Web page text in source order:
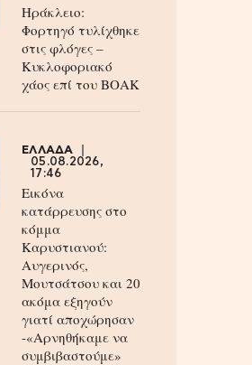
Ηράκλειο:
Φορτηγό τυλίχθηκε
στις φλόγες –
Κυκλοφοριακό
χάος επί του ΒΟΑΚ
ΕΛΛΑΔΑ
05.08.2026,
17:46
Εικόνα
κατάρρευσης στο
κόμμα
Καρυστιανού:
Αυγερινός,
Μουτσάτσου και 20
ακόμα εξηγούν
γιατί αποχώρησαν
-«Αρνηθήκαμε να
συμβιβαστούμε»